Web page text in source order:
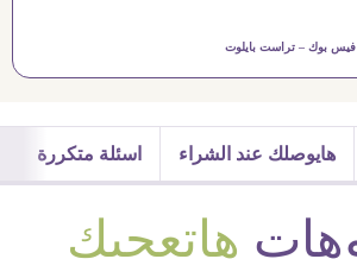
فيس بوك – تراست بايلوت
هايوصلك عند الشراء اسئلة متكررة
هاتعجبك